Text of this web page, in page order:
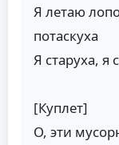
Я летаю
потаскуха
Я старуха, я
[Куплет]
О, эти